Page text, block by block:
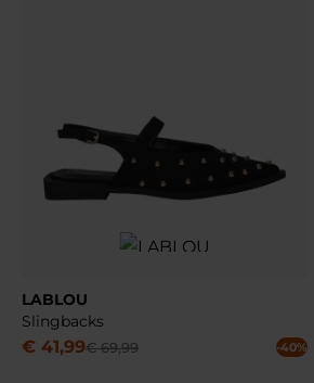
LABLOU
Slingbacks
€ 41,99€ 69,99 -40%